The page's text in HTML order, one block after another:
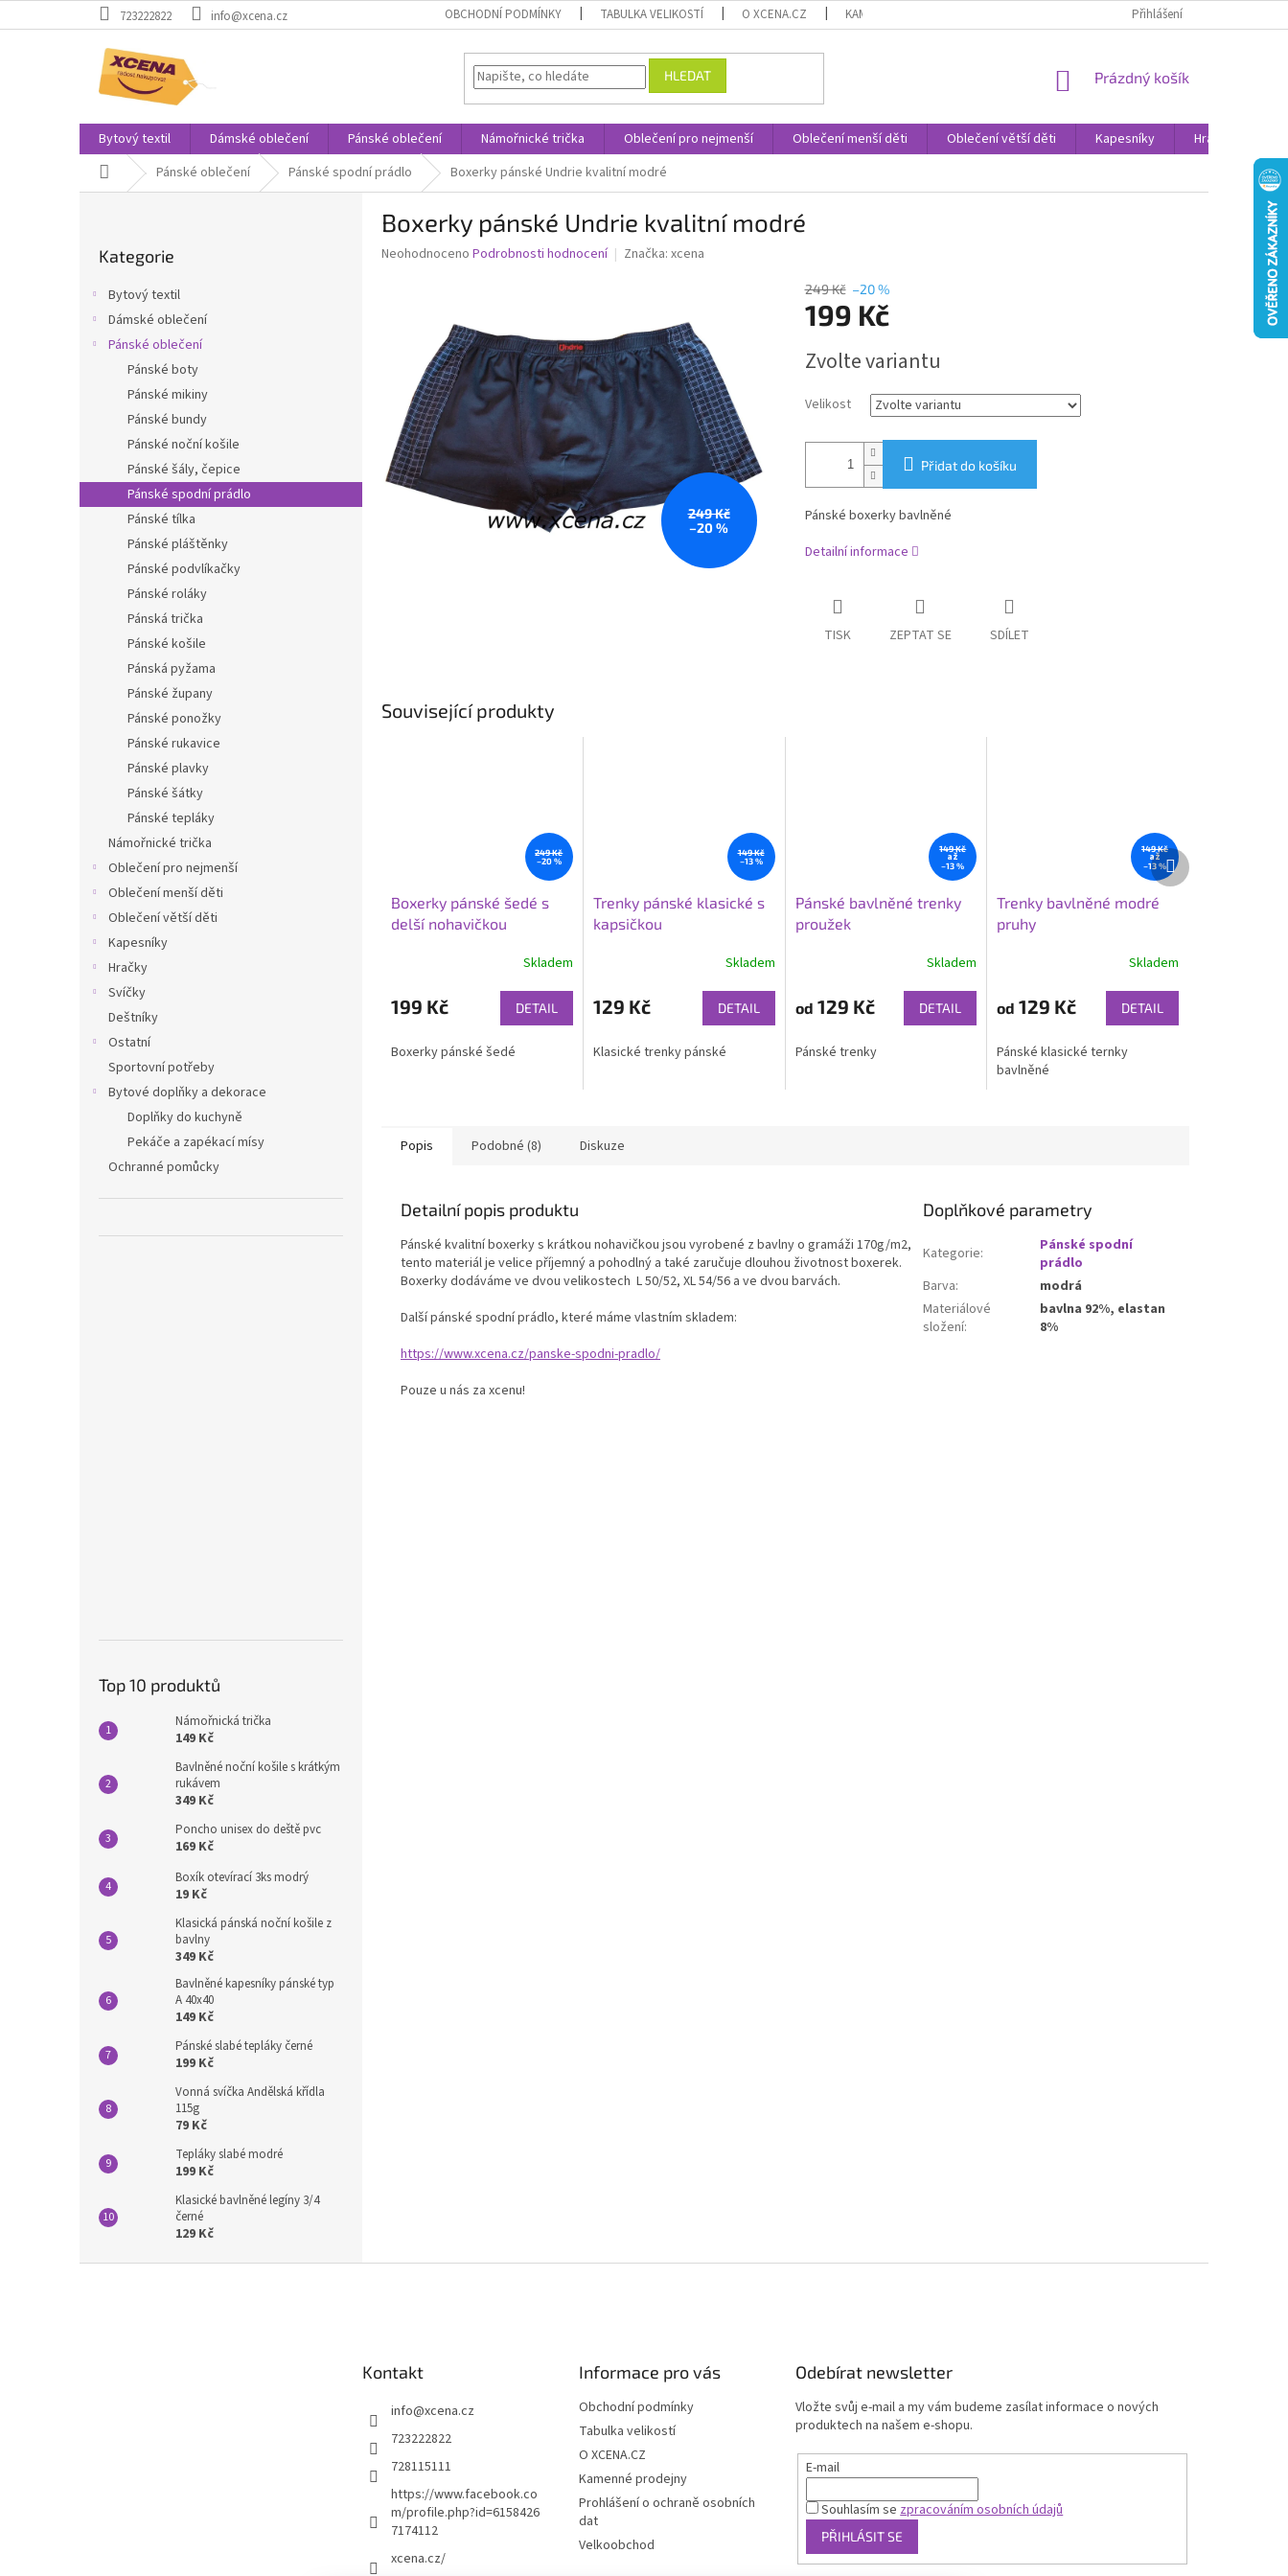
na
723222822 info@xcena.cz OBCHODNÍ PODMÍNKY TABULKA VELIKOSTÍ O XCENA.CZ KAMENNÉ PRODEJNY PROHLÁŠENÍ O OCHRANĚ OSOBNÍCH DAT
Přihlášení
HLEDAT
NÁKUPNÍ
Prázdný košík
Bytový textil Dámské oblečení Pánské oblečení Námořnické trička Oblečení pro nejmenší Oblečení menší děti Oblečení větší děti Kapesníky Hračky
Domů Pánské oblečení Pánské spodní prádlo Boxerky pánské Undrie kvalitní modré
l
kategorie
Kategorie
Bytový textil
Dámské oblečení
Pánské oblečení
Pánské boty
Pánské mikiny
Pánské bundy
Pánské noční košile
Pánské šály, čepice
Pánské spodní prádlo
Pánské tílka
Pánské pláštěnky
Pánské podvlíkačky
Pánské roláky
Pánská trička
Pánské košile
Pánská pyžama
Pánské župany
Pánské ponožky
Pánské rukavice
Pánské plavky
Pánské šátky
Pánské tepláky
Námořnické trička
Oblečení pro nejmenší
Oblečení menší děti
Oblečení větší děti
Kapesníky
Hračky
Svíčky
Deštníky
Ostatní
Sportovní potřeby
Bytové doplňky a dekorace
Doplňky do kuchyně
Pekáče a zapékací mísy
Ochranné pomůcky
Top 10 produktů
Námořnická trička
149 Kč
Bavlněné noční košile s krátkým
rukávem
349 Kč
Poncho unisex do deště pvc
169 Kč
Boxík otevírací 3ks modrý
19 Kč
Klasická pánská noční košile z
bavlny
349 Kč
Bavlněné kapesníky pánské typ
A 40x40
149 Kč
Pánské slabé tepláky černé
199 Kč
Vonná svíčka Andělská křídla
115g
79 Kč
Tepláky slabé modré
199 Kč
Klasické bavlněné legíny 3/4
černé
129 Kč
Boxerky pánské Undrie kvalitní modré
Průměrné
hvězdiček.
Neohodnoceno Podrobnosti hodnocení Značka: xcena
249 Kč
–20 %
249 Kč –20 %
199 Kč
cena:
Zvolte variantu
Velikost
Přidat do košíku
Pánské boxerky bavlněné
Detailní informace
TISK ZEPTAT SE SDÍLET
Související produkty
249 Kč
–20 %
Boxerky pánské šedé s
delší nohavičkou
Skladem
199 Kč DETAIL
Boxerky pánské šedé
149 Kč
–13 %
Trenky pánské klasické s
kapsičkou
Skladem
129 Kč DETAIL
Klasické trenky pánské
149 Kč
až
–13 %
Pánské bavlněné trenky
proužek
Skladem
od 129 Kč DETAIL
Pánské trenky
149 Kč
až
–13 %
Trenky bavlněné modré
pruhy
Skladem
od 129 Kč DETAIL
Pánské klasické ternky
bavlněné
Další
produkt
Popis Podobné (8) Diskuze
Detailní popis produktu
Pánské kvalitní boxerky s krátkou nohavičkou jsou vyrobené z bavlny o gramáži 170g/m2,
tento materiál je velice příjemný a pohodlný a také zaručuje dlouhou životnost boxerek.
Boxerky dodáváme ve dvou velikostech L 50/52, XL 54/56 a ve dvou barvách.
Další pánské spodní prádlo, které máme vlastním skladem:
https://www.xcena.cz/panske-spodni-pradlo/
Pouze u nás za xcenu!
Doplňkové parametry
Kategorie:
Pánské spodní
prádlo
Barva:
modrá
Materiálové
složení:
bavlna 92%, elastan
8%
Kontakt
info@xcena.cz
723222822
728115111
https://www.facebook.co
m/profile.php?id=6158426
7174112
xcena.cz/
Informace pro vás
Obchodní podmínky
Tabulka velikostí
O XCENA.CZ
Kamenné prodejny
Prohlášení o ochraně osobních
dat
Velkoobchod
Odebírat newsletter
Vložte svůj e-mail a my vám budeme zasílat informace o nových
produktech na našem e-shopu.
E-mail
Souhlasím se zpracováním osobních údajů
PŘIHLÁSIT SE